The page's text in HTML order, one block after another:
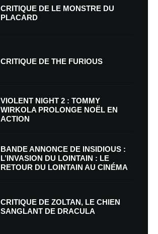
CRITIQUE DE LE MONSTRE DU
PLACARD
CRITIQUE DE THE FURIOUS
VIOLENT NIGHT 2 : TOMMY
WIRKOLA PROLONGE NOËL EN
ACTION
BANDE ANNONCE DE INSIDIOUS :
L’INVASION DU LOINTAIN : LE
RETOUR DU LOINTAIN AU CINÉMA
CRITIQUE DE ZOLTAN, LE CHIEN
SANGLANT DE DRACULA